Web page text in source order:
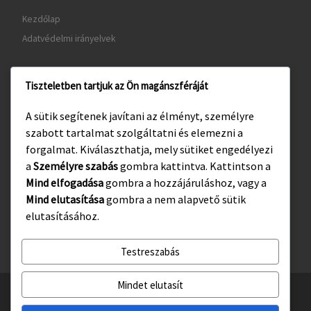
Kezdőlap
Adatvédelmi irányelvek
www.visitgyula.com
www.gyulakult.hu
Facebook Instagram
© 2026Gyulasport Nonprofit Kft.– All rights reserved
Tiszteletben tartjuk az Ön magánszféráját
A sütik segítenek javítani az élményt, személyre
szabott tartalmat szolgáltatni és elemezni a
forgalmat. Kiválaszthatja, mely sütiket engedélyezi
a Személyre szabásgombra kattintva. Kattintson a
Mind elfogadásagombra a hozzájáruláshoz, vagy a
Mind elutasításagombra a nem alapvető sütik
elutasításához.
Testreszabás
Mindet elutasít